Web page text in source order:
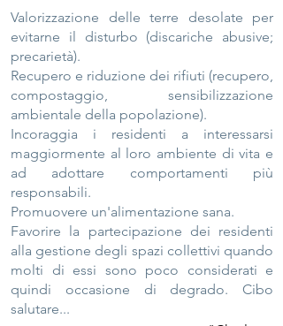
Valorizzazione delle terre desolate per
evitarne il disturbo (discariche abusive;
precarietà).
Recupero e riduzione dei rifiuti (recupero,
compostaggio, sensibilizzazione
ambientale della popolazione).
Incoraggia i residenti a interessarsi
maggiormente al loro ambiente di vita e
ad adottare comportamenti più
responsabili.
Promuovere un'alimentazione sana.
Favorire la partecipazione dei residenti
alla gestione degli spazi collettivi quando
molti di essi sono poco considerati e
quindi occasione di degrado. Cibo
salutare...